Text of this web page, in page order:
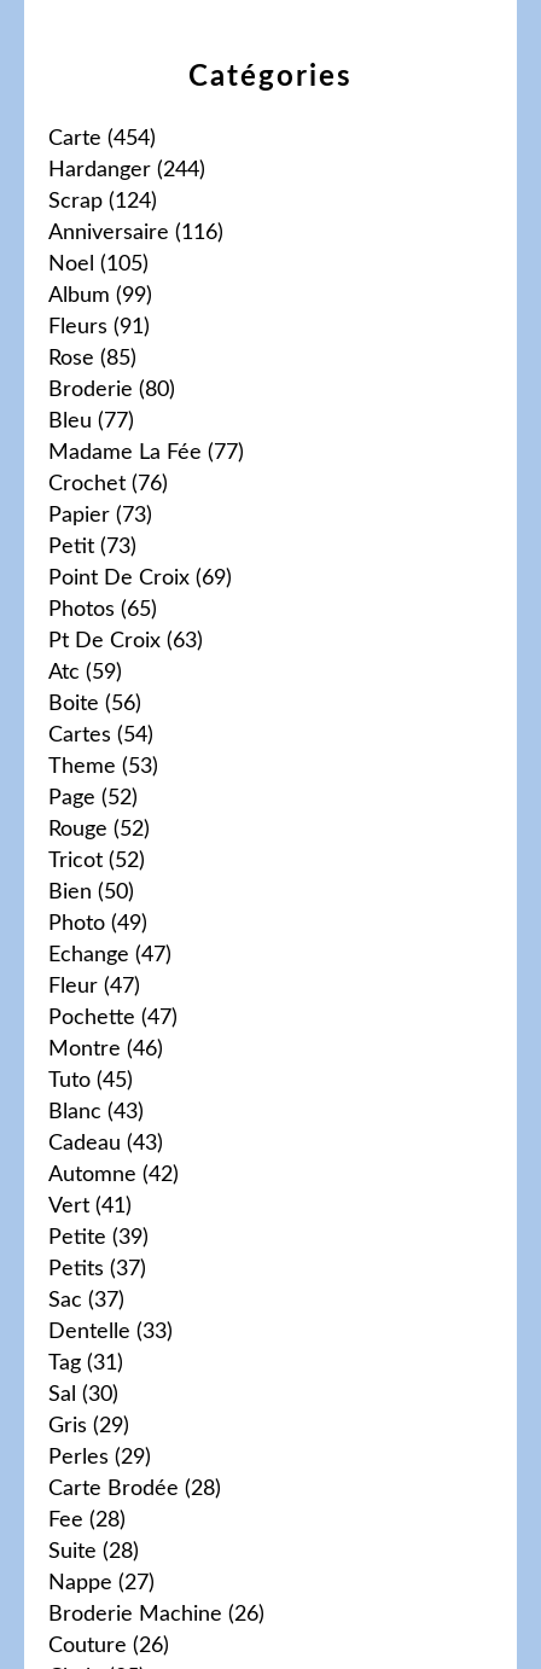
Catégories
Carte (454)
Hardanger (244)
Scrap (124)
Anniversaire (116)
Noel (105)
Album (99)
Fleurs (91)
Rose (85)
Broderie (80)
Bleu (77)
Madame La Fée (77)
Crochet (76)
Papier (73)
Petit (73)
Point De Croix (69)
Photos (65)
Pt De Croix (63)
Atc (59)
Boite (56)
Cartes (54)
Theme (53)
Page (52)
Rouge (52)
Tricot (52)
Bien (50)
Photo (49)
Echange (47)
Fleur (47)
Pochette (47)
Montre (46)
Tuto (45)
Blanc (43)
Cadeau (43)
Automne (42)
Vert (41)
Petite (39)
Petits (37)
Sac (37)
Dentelle (33)
Tag (31)
Sal (30)
Gris (29)
Perles (29)
Carte Brodée (28)
Fee (28)
Suite (28)
Nappe (27)
Broderie Machine (26)
Couture (26)